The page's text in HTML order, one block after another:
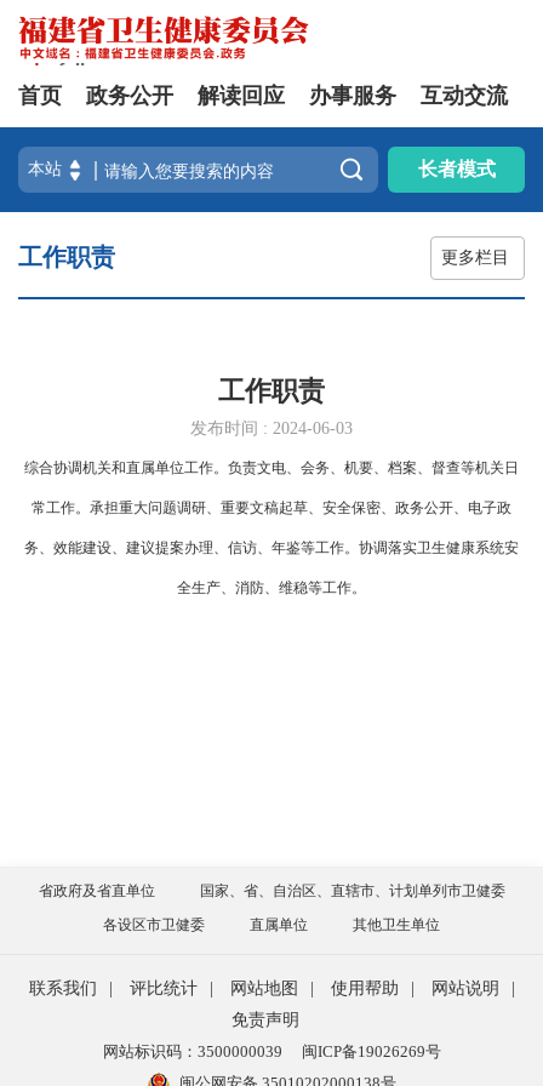
首页 政务公开 解读回应 办事服务 互动交流
 长者模式
工作职责 更多栏目
工作职责
发布时间 : 2024-06-03
综合协调机关和直属单位工作。负责文电、会务、机要、档案、督查等机关日
常工作。承担重大问题调研、重要文稿起草、安全保密、政务公开、电子政
务、效能建设、建议提案办理、信访、年鉴等工作。协调落实卫生健康系统安
全生产、消防、维稳等工作。
省政府及省直单位
国家、省、自治区、直辖市、计划单列市卫健委
各设区市卫健委
直属单位 其他卫生单位
联系我们 评比统计 网站地图 使用帮助 网站说明
免责声明
网站标识码：3500000039
闽ICP备19026269号